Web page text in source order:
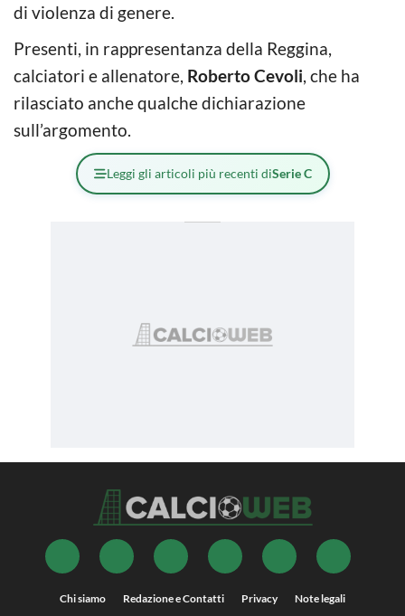
di violenza di genere.
Presenti, in rappresentanza della Reggina,
calciatori e allenatore, Roberto Cevoli, che ha
rilasciato anche qualche dichiarazione
sull’argomento.
Leggi gli articoli più recenti diSerie C
Chi siamo Redazione e Contatti Privacy Note legali